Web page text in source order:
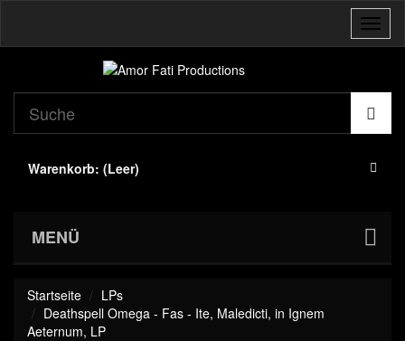
Warenkorb: (Leer)
MENÜ
Startseite
LPs
Deathspell Omega - Fas - Ite, Maledicti, in Ignem
Aeternum, LP